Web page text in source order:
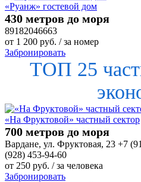
«Руанж» гостевой дом
430 метров до моря
89182046663
от 1 200 руб. / за номер
Забронировать
ТОП 25
«На Фруктовой» частный сектор
700 метров до моря
Вардане, ул. Фруктовая, 23 +7
(928) 453-94-60
от 250 руб. / за человека
Забронировать